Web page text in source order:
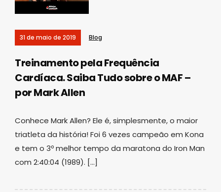
31 de maio de 2019 Blog
Treinamento pela Frequência
Cardíaca. Saiba Tudo sobre o MAF –
por Mark Allen
Conhece Mark Allen? Ele é, simplesmente, o maior
triatleta da história! Foi 6 vezes campeão em Kona
e tem o 3º melhor tempo da maratona do Iron Man
com 2:40:04 (1989). […]